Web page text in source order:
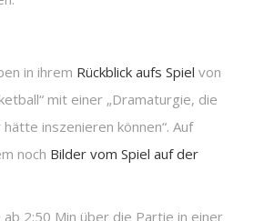
in ihrem Rückblick aufs Spiel von
mit einer „Dramaturgie, die
inszenieren können“. Auf
noch Bilder vom Spiel auf der
2:50 Min über die Partie in einer